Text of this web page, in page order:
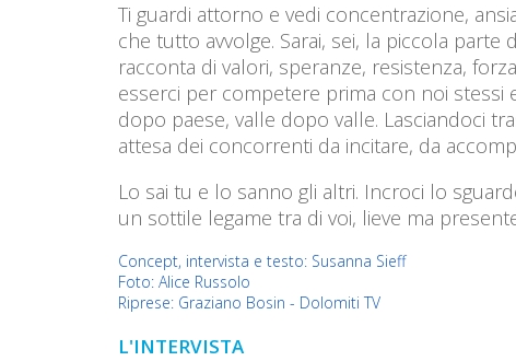
Ti guardi attorno e vedi concentrazione,
che tutto avvolge. Sarai, sei, la piccola
racconta di valori, speranze, resistenza,
esserci per competere prima con noi stessi
dopo paese, valle dopo valle. Lasciandoci
attesa dei concorrenti da incitare, da
Lo sai tu e lo sanno gli altri. Incroci lo
un sottile legame tra di voi, lieve ma
Concept, intervista e testo: Susanna Sieff
Foto: Alice Russolo
Riprese: Graziano Bosin - Dolomiti TV
L'INTERVISTA